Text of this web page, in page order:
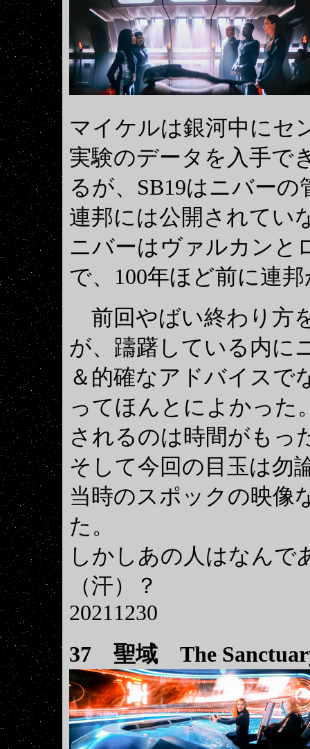
マイケルは銀河中にセ
実験のデータを入手で
るが、SB19はニバー
連邦には公開されてい
ニバーはヴァルカンと
で、100年ほど前に連
前回やばい終わり方
が、躊躇している内に
＆的確なアドバイスで
ってほんとによかった
されるのは時間がもっ
そして今回の目玉は勿
当時のスポックの映像
た。
しかしあの人はなんで
（汗）？
20211230
37 聖域 The